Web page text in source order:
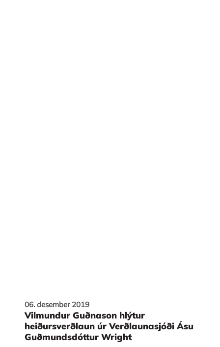
06. desember 2019
Vilmundur Guðnason hlýtur
heiðursverðlaun úr Verðlaunasjóði Ásu
Guðmundsdóttur Wright